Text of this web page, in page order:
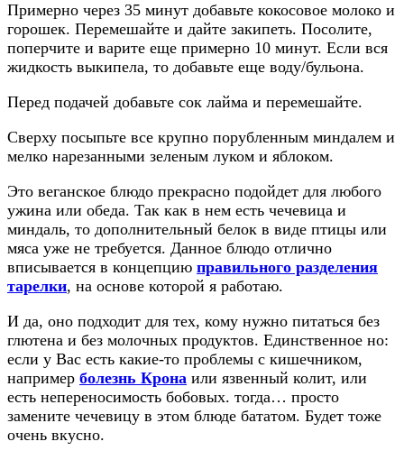
Примерно через 35 минут добавьте кокосовое молоко и
горошек. Перемешайте и дайте закипеть. Посолите,
поперчите и варите еще примерно 10 минут. Если вся
жидкость выкипела, то добавьте еще воду/бульона.
Перед подачей добавьте сок лайма и перемешайте.
Сверху посыпьте все крупно порубленным миндалем и
мелко нарезанными зеленым луком и яблоком.
Это веганское блюдо прекрасно подойдет для любого
ужина или обеда. Так как в нем есть чечевица и
миндаль, то дополнительный белок в виде птицы или
мяса уже не требуется. Данное блюдо отлично
вписывается в концепцию правильного разделения
тарелки, на основе которой я работаю.
И да, оно подходит для тех, кому нужно питаться без
глютена и без молочных продуктов. Единственное но:
если у Вас есть какие-то проблемы с кишечником,
например болезнь Крона или язвенный колит, или
есть непереносимость бобовых. тогда… просто
замените чечевицу в этом блюде бататом. Будет тоже
очень вкусно.